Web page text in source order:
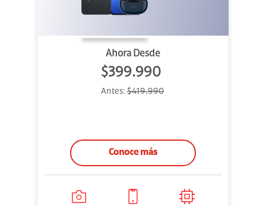
Ahora Desde
$399.990
Antes:$419.990
Conoce más